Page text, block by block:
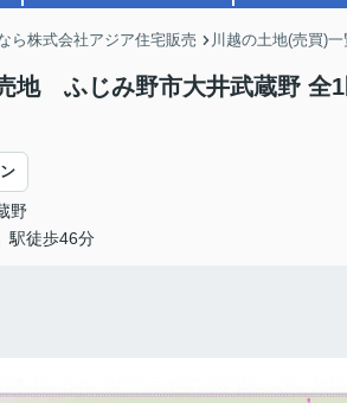
ら株式会社アジア住宅販売 川越の土地(売買)一
地 ふじみ野市大井武蔵野
野
駅徒歩46分